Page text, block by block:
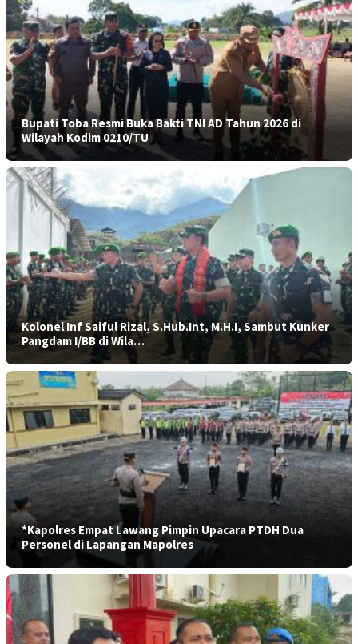
Bupati Toba Resmi Buka Bakti TNI AD Tahun 2026 di
Wilayah Kodim 0210/TU
Kolonel Inf Saiful Rizal, S.Hub.Int, M.H.I, Sambut Kunker
Pangdam I/BB di Wila…
*Kapolres Empat Lawang Pimpin Upacara PTDH Dua
Personel di Lapangan Mapolres